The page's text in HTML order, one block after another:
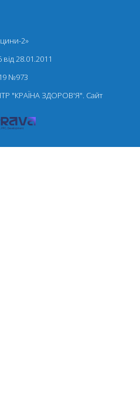
2»
28.01.2011
№973
"КРАЇНА ЗДОРОВ'Я". Cайт